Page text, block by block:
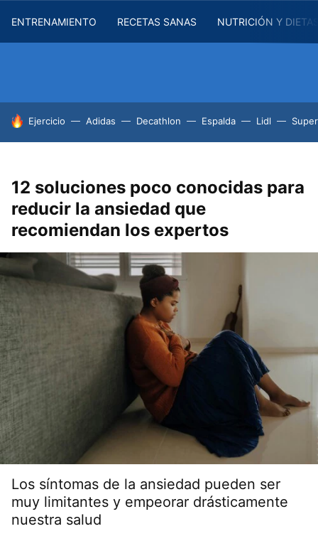
ENTRENAMIENTO RECETAS SANAS NUTRICIÓN Y
HOY SE HABLA DE
Ejercicio Adidas Decathlon Espalda Lidl
12 soluciones poco conocidas para
reducir la ansiedad que
recomiendan los expertos
Los síntomas de la ansiedad pueden ser
muy limitantes y empeorar drásticamente
nuestra salud